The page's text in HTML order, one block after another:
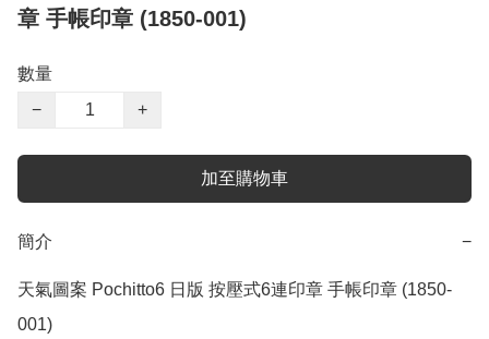
章 手帳印章 (1850-001)
數量
−
+
加至購物車
簡介 −
天氣圖案 Pochitto6 日版 按壓式6連印章 手帳印章 (1850-
001)